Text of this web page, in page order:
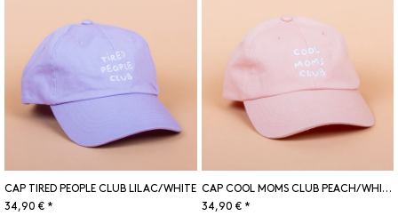
CAP TIRED PEOPLE CLUB LILAC/WHITE
34,90 € *
CAP COOL MOMS CLUB PEACH/WHITE
34,90 € *